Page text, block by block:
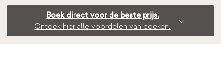
Boek direct voor de beste prijs.
Ontdek hier alle voordelen van boeken.